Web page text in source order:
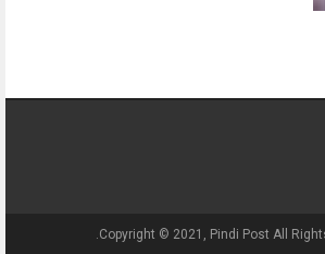
Copyright © 2021, Pindi Post All